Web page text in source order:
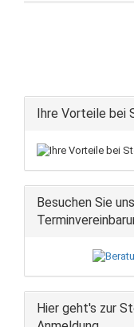
Ihre Vorteile bei
Besuchen Sie
Hier geht's zur